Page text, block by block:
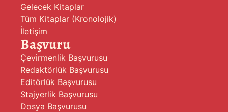
Gelecek Kitaplar
Tüm Kitaplar (Kronolojik)
İletişim
Başvuru
Çevirmenlik Başvurusu
Redaktörlük Başvurusu
Editörlük Başvurusu
Stajyerlik Başvurusu
Dosya Başvurusu